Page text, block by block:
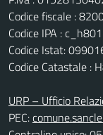
Codice fiscale :
Codice IPA : c_h801
Codice Istat:
Codice Catastale :
URP – Ufficio
PEC: